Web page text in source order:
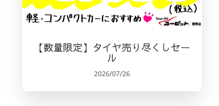
【数量限定】タイヤ売り尽くしセー
ル
2026/07/26